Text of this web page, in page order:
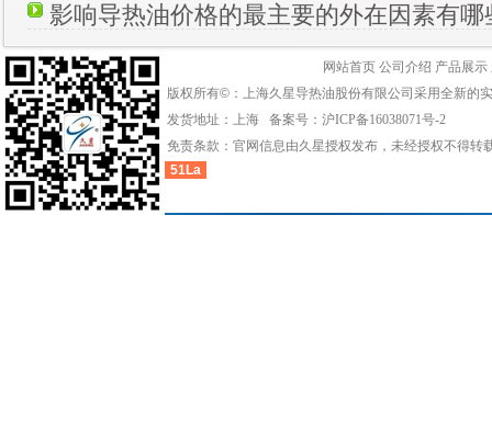
影响导热油价格的最主要的外在因素有哪
网站首页 公司介绍 产品展示
版权所有©：上海久星导热油股份有限公司采用全新的
发货地址：上海 备案号： 沪ICP备16038071号-2
免责条款：官网信息由久星授权发布，未经授权不得
51La